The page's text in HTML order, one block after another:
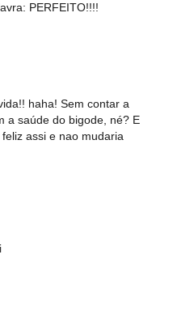
PERFEITO!!!!
haha! Sem contar a
a saúde do bigode, né? E
assi e nao mudaria